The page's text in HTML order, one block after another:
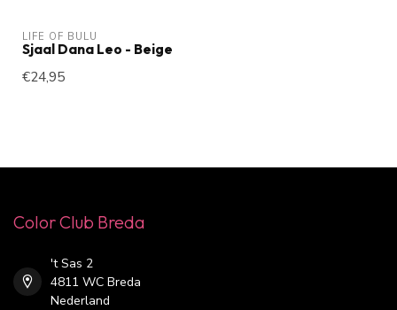
LIFE OF BULU
Sjaal Dana Leo - Beige
€24,95
Color Club Breda
't Sas 2
4811 WC Breda
Nederland